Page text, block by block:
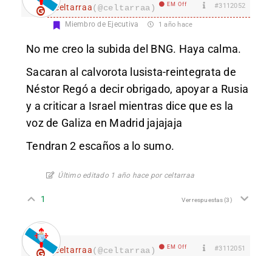
celtarraa(@celtarraa) EM Off #3112052
Miembro de Ejecutiva 1 año hace
No me creo la subida del BNG. Haya calma.
Sacaran al calvorota lusista-reintegrata de
Néstor Regó a decir obrigado, apoyar a Rusia
y a criticar a Israel mientras dice que es la
voz de Galiza en Madrid jajajaja
Tendran 2 escaños a lo sumo.
Último editado 1 año hace por celtarraa
1 Ver respuestas(3)
celtarraa(@celtarraa) EM Off #3112051